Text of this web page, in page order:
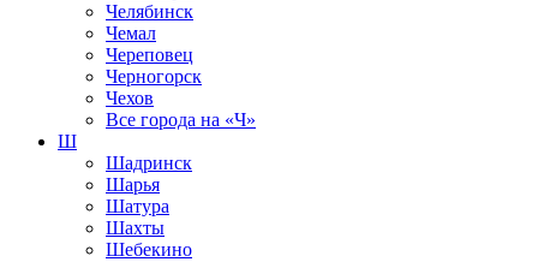
Челябинск
Чемал
Череповец
Черногорск
Чехов
Все города на «Ч»
Ш
Шадринск
Шарья
Шатура
Шахты
Шебекино